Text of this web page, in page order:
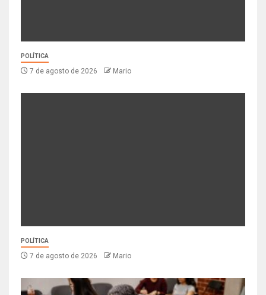
POLÍTICA
7 de agosto de 2026 Mario
POLÍTICA
7 de agosto de 2026 Mario